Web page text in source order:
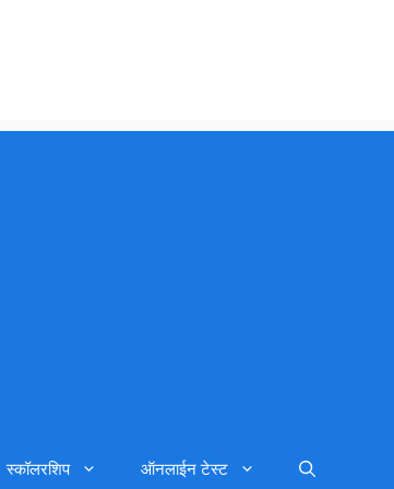
स्कॉलरशिप ऑनलाईन टेस्ट